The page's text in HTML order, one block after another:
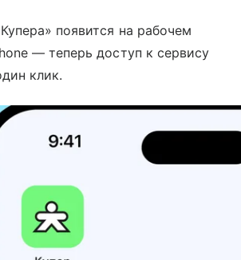
появится на рабочем
— теперь доступ к сервису
клик.